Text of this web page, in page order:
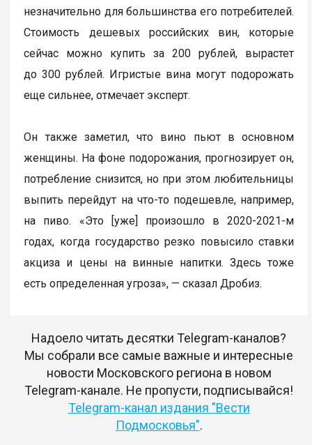
незначительно для большинства его потребителей.
Стоимость дешевых российских вин, которые
сейчас можно купить за 200 рублей, вырастет
до 300 рублей. Игристые вина могут подорожать
еще сильнее, отмечает эксперт.
Он также заметил, что вино пьют в основном
женщины. На фоне подорожания, прогнозирует он,
потребление снизится, но при этом любительницы
выпить перейдут на что-то подешевле, например,
на пиво. «Это [уже] произошло в 2020-2021-м
годах, когда государство резко повысило ставки
акциза и цены на винные напитки. Здесь тоже
есть определенная угроза», — сказал Дробиз.
Надоело читать десятки Telegram-каналов?
Мы собрали все самые важные и интересные
новости Московского региона в новом
Telegram-канале. Не пропусти, подписывайся!
Telegram-канал издания "Вести
Подмосковья".